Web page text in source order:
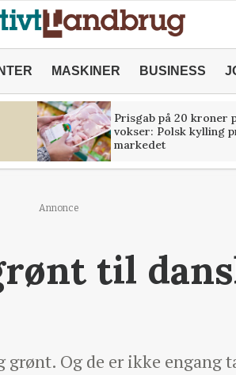
MASKINER BUSINESS
Prisgab på 20 kroner
vokser: Polsk kylling
markedet
Annonce
til
Og de er ikke engang